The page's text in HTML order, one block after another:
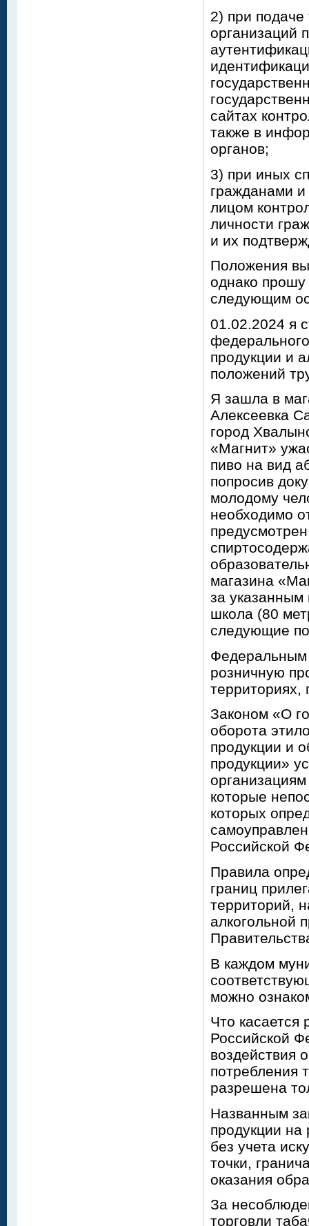
2) при
организаций
сайтах
также в
органов;
3) при иных
гражданами
лицом
личности
и их
Положения
однако
следующим
01.02.2024 я
продукции и
положений
Я зашла в
Алексеевка
город
«Магнит»
пиво на вид
попросив
молодому
необходимо
магазина
за указанным
школа (80
следующие
Федеральным
розничную
территориях,
Законом «О
оборота
продукции и
продукции»
которые
которых
Российской
Правила
границ
территорий,
алкогольной
В каждом
можно
Что касается
Российской
воздействия
потребления
разрешена
Названным
продукции
без учета
точки,
оказания
За
торговли